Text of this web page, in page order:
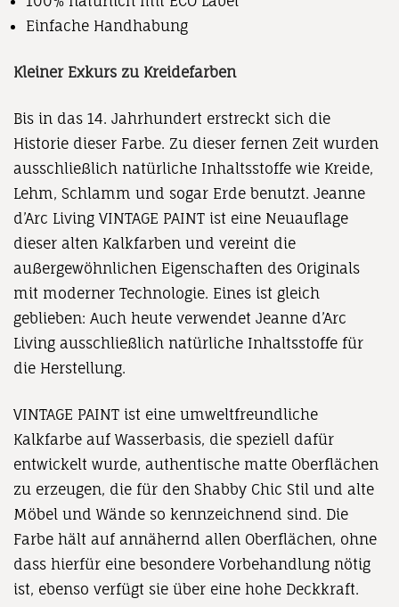
Einfache Handhabung
Kleiner Exkurs zu Kreidefarben
Bis in das 14. Jahrhundert erstreckt sich die
Historie dieser Farbe. Zu dieser fernen Zeit wurden
ausschließlich natürliche Inhaltsstoffe wie Kreide,
Lehm, Schlamm und sogar Erde benutzt. Jeanne
d’Arc Living VINTAGE PAINT ist eine Neuauflage
dieser alten Kalkfarben und vereint die
außergewöhnlichen Eigenschaften des Originals
mit moderner Technologie. Eines ist gleich
geblieben: Auch heute verwendet Jeanne d’Arc
Living ausschließlich natürliche Inhaltsstoffe für
die Herstellung.
VINTAGE PAINT ist eine umweltfreundliche
Kalkfarbe auf Wasserbasis, die speziell dafür
entwickelt wurde, authentische matte Oberflächen
zu erzeugen, die für den Shabby Chic Stil und alte
Möbel und Wände so kennzeichnend sind. Die
Farbe hält auf annähernd allen Oberflächen, ohne
dass hierfür eine besondere Vorbehandlung nötig
ist, ebenso verfügt sie über eine hohe Deckkraft.